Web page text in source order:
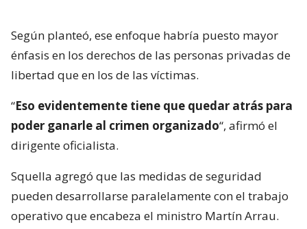
Según planteó, ese enfoque habría puesto mayor
énfasis en los derechos de las personas privadas de
libertad que en los de las víctimas.
“Eso evidentemente tiene que quedar atrás para
poder ganarle al crimen organizado“, afirmó el
dirigente oficialista.
Squella agregó que las medidas de seguridad
pueden desarrollarse paralelamente con el trabajo
operativo que encabeza el ministro Martín Arrau.